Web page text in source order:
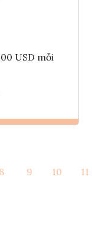
USD mỗi
8 9 10 11